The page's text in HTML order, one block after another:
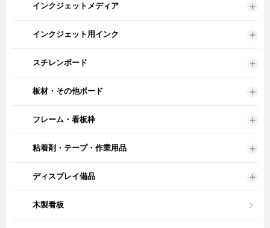
インクジェットメディア
インクジェット用インク
スチレンボード
板材・その他ボード
フレーム・看板枠
粘着剤・テープ・作業用品
ディスプレイ備品
木製看板